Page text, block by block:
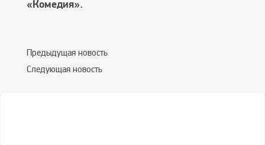
«Комедия».
Предыдущая новость
Следующая новость